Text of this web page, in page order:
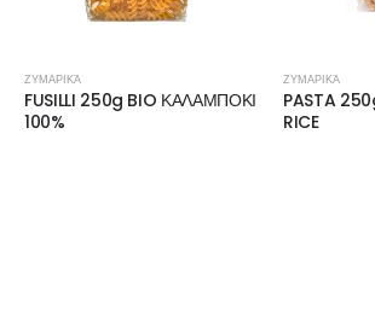
ΖΥΜΑΡΙΚΆ
FUSILLI 250g BIO ΚΑΛΑΜΠΟΚΙ
100%
ΖΥΜΑΡΙΚΆ
PASTA
RICE